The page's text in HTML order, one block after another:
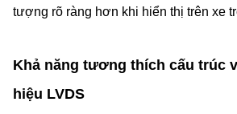
tượng rõ ràng hơn khi hiển thị trên xe
Khả năng tương thích cấu trúc
hiệu LVDS